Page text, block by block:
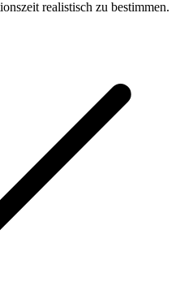
realistisch zu bestimmen.